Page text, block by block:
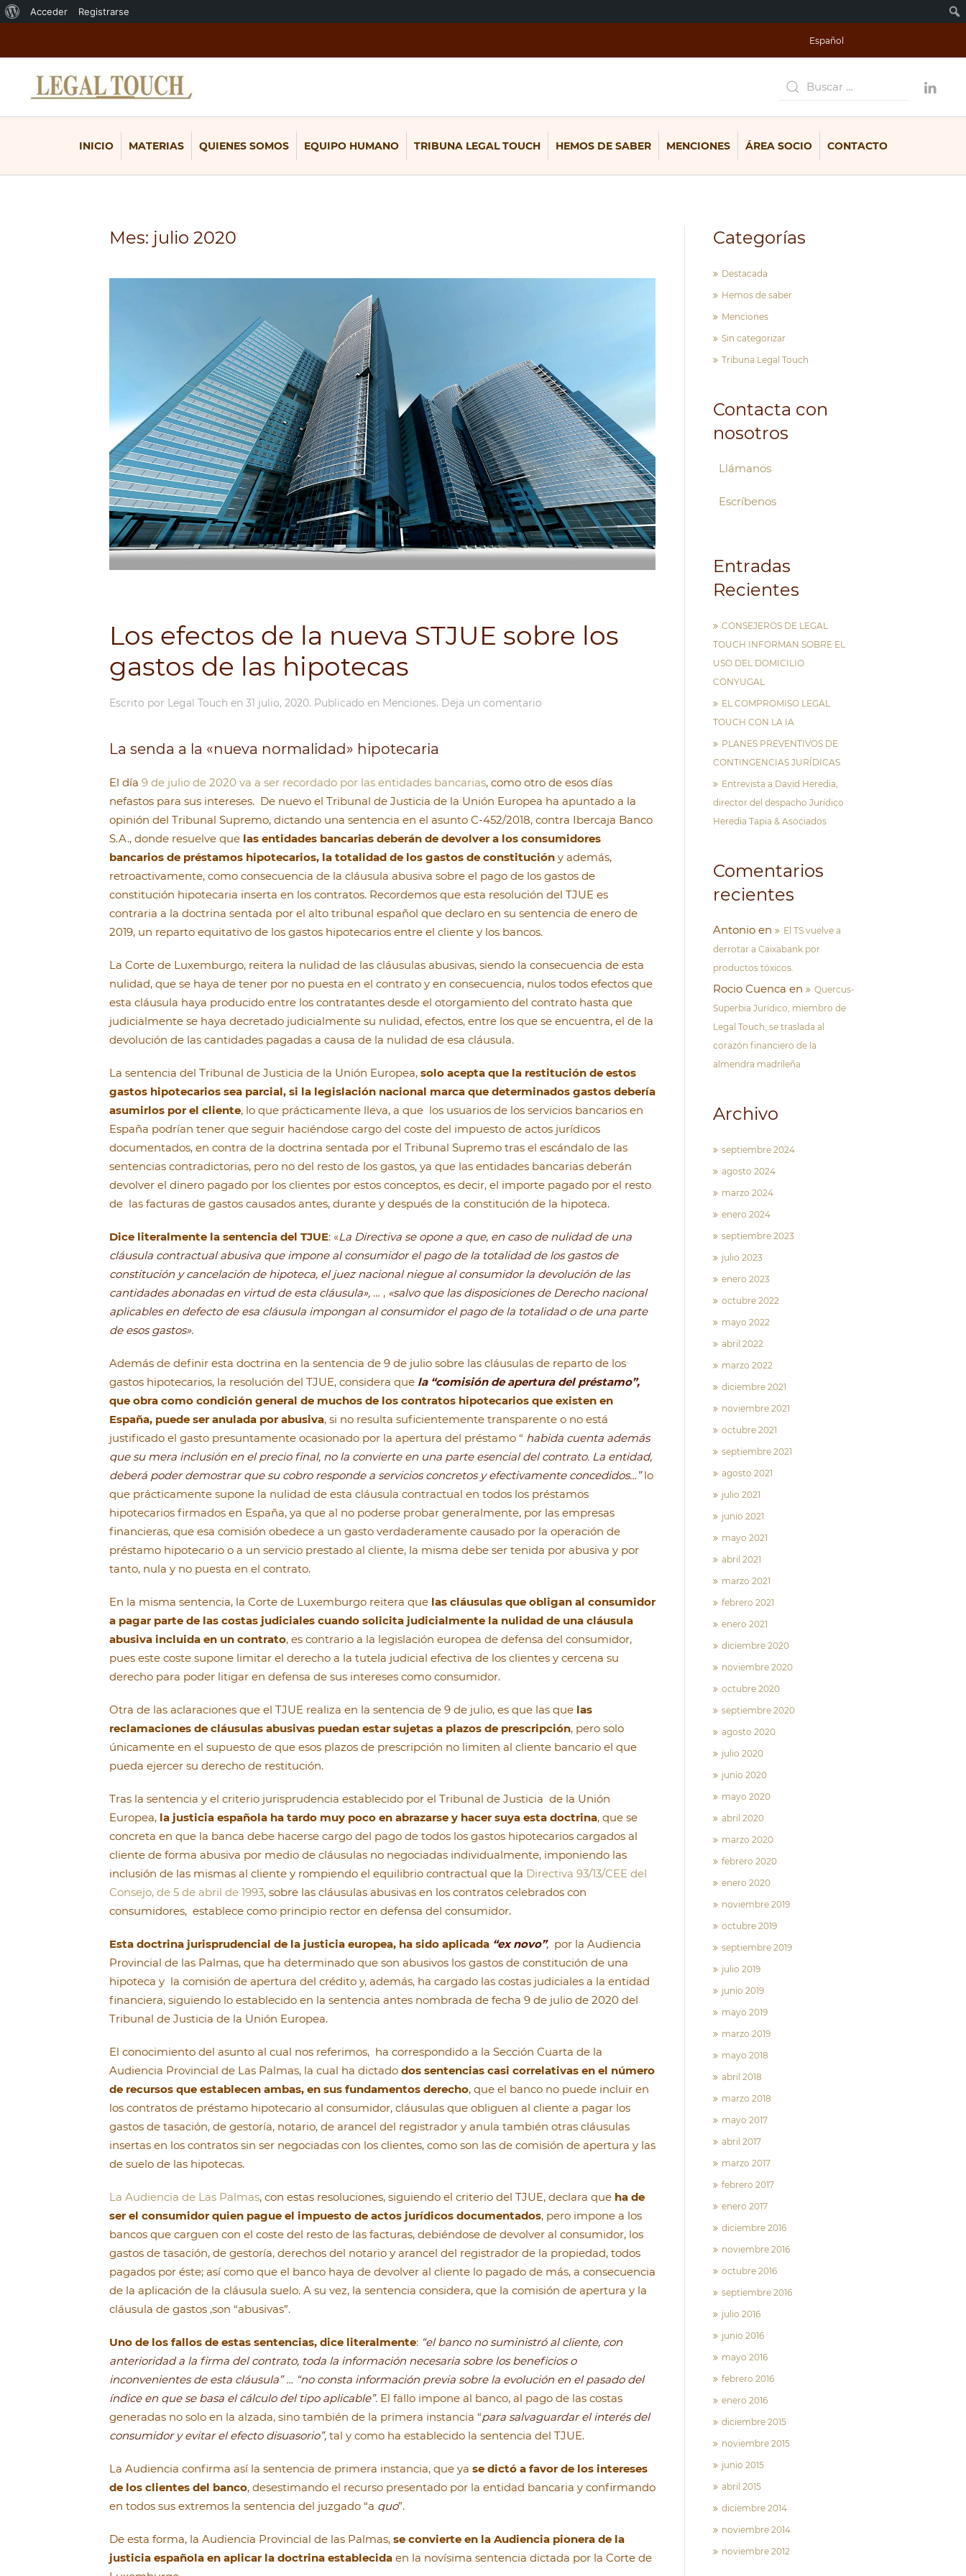
Acerca
WordPress
Acceder Registrarse
Español
INICIO MATERIAS QUIENES SOMOS EQUIPO HUMANO TRIBUNA LEGAL TOUCH HEMOS DE SABER MENCIONES ÁREA SOCIO CONTACTO
Mes: julio 2020
Los efectos de la nueva STJUE sobre los
gastos de las hipotecas
Escrito por Legal Touch en 31 julio, 2020. Publicado en Menciones. Deja un comentario
La senda a la «nueva normalidad» hipotecaria
El día 9 de julio de 2020 va a ser recordado por las entidades bancarias, como otro de esos días
nefastos para sus intereses. De nuevo el Tribunal de Justicia de la Unión Europea ha apuntado a la
opinión del Tribunal Supremo, dictando una sentencia en el asunto C-452/2018, contra Ibercaja Banco
S.A., donde resuelve que las entidades bancarias deberán de devolver a los consumidores
bancarios de préstamos hipotecarios, la totalidad de los gastos de constitución y además,
retroactivamente, como consecuencia de la cláusula abusiva sobre el pago de los gastos de
constitución hipotecaria inserta en los contratos. Recordemos que esta resolución del TJUE es
contraria a la doctrina sentada por el alto tribunal español que declaro en su sentencia de enero de
2019, un reparto equitativo de los gastos hipotecarios entre el cliente y los bancos.
La Corte de Luxemburgo, reitera la nulidad de las cláusulas abusivas, siendo la consecuencia de esta
nulidad, que se haya de tener por no puesta en el contrato y en consecuencia, nulos todos efectos que
esta cláusula haya producido entre los contratantes desde el otorgamiento del contrato hasta que
judicialmente se haya decretado judicialmente su nulidad, efectos, entre los que se encuentra, el de la
devolución de las cantidades pagadas a causa de la nulidad de esa cláusula.
La sentencia del Tribunal de Justicia de la Unión Europea, solo acepta que la restitución de estos
gastos hipotecarios sea parcial, si la legislación nacional marca que determinados gastos debería
asumirlos por el cliente, lo que prácticamente lleva, a que los usuarios de los servicios bancarios en
España podrían tener que seguir haciéndose cargo del coste del impuesto de actos jurídicos
documentados, en contra de la doctrina sentada por el Tribunal Supremo tras el escándalo de las
sentencias contradictorias, pero no del resto de los gastos, ya que las entidades bancarias deberán
devolver el dinero pagado por los clientes por estos conceptos, es decir, el importe pagado por el resto
de las facturas de gastos causados antes, durante y después de la constitución de la hipoteca.
Dice literalmente la sentencia del TJUE: «La Directiva se opone a que, en caso de nulidad de una
cláusula contractual abusiva que impone al consumidor el pago de la totalidad de los gastos de
constitución y cancelación de hipoteca, el juez nacional niegue al consumidor la devolución de las
cantidades abonadas en virtud de esta cláusula», … , «salvo que las disposiciones de Derecho nacional
aplicables en defecto de esa cláusula impongan al consumidor el pago de la totalidad o de una parte
de esos gastos».
Además de definir esta doctrina en la sentencia de 9 de julio sobre las cláusulas de reparto de los
gastos hipotecarios, la resolución del TJUE, considera que la “comisión de apertura del préstamo”,
que obra como condición general de muchos de los contratos hipotecarios que existen en
España, puede ser anulada por abusiva, si no resulta suficientemente transparente o no está
justificado el gasto presuntamente ocasionado por la apertura del préstamo “ habida cuenta además
que su mera inclusión en el precio final, no la convierte en una parte esencial del contrato. La entidad,
deberá poder demostrar que su cobro responde a servicios concretos y efectivamente concedidos…”lo
que prácticamente supone la nulidad de esta cláusula contractual en todos los préstamos
hipotecarios firmados en España, ya que al no poderse probar generalmente, por las empresas
financieras, que esa comisión obedece a un gasto verdaderamente causado por la operación de
préstamo hipotecario o a un servicio prestado al cliente, la misma debe ser tenida por abusiva y por
tanto, nula y no puesta en el contrato.
En la misma sentencia, la Corte de Luxemburgo reitera que las cláusulas que obligan al consumidor
a pagar parte de las costas judiciales cuando solicita judicialmente la nulidad de una cláusula
abusiva incluida en un contrato, es contrario a la legislación europea de defensa del consumidor,
pues este coste supone limitar el derecho a la tutela judicial efectiva de los clientes y cercena su
derecho para poder litigar en defensa de sus intereses como consumidor.
Otra de las aclaraciones que el TJUE realiza en la sentencia de 9 de julio, es que las que las
reclamaciones de cláusulas abusivas puedan estar sujetas a plazos de prescripción, pero solo
únicamente en el supuesto de que esos plazos de prescripción no limiten al cliente bancario el que
pueda ejercer su derecho de restitución.
Tras la sentencia y el criterio jurisprudencia establecido por el Tribunal de Justicia de la Unión
Europea, la justicia española ha tardo muy poco en abrazarse y hacer suya esta doctrina, que se
concreta en que la banca debe hacerse cargo del pago de todos los gastos hipotecarios cargados al
cliente de forma abusiva por medio de cláusulas no negociadas individualmente, imponiendo las
inclusión de las mismas al cliente y rompiendo el equilibrio contractual que la Directiva 93/13/CEE del
Consejo, de 5 de abril de 1993, sobre las cláusulas abusivas en los contratos celebrados con
consumidores, establece como principio rector en defensa del consumidor.
Esta doctrina jurisprudencial de la justicia europea, ha sido aplicada “ex novo”, por la Audiencia
Provincial de las Palmas, que ha determinado que son abusivos los gastos de constitución de una
hipoteca y la comisión de apertura del crédito y, además, ha cargado las costas judiciales a la entidad
financiera, siguiendo lo establecido en la sentencia antes nombrada de fecha 9 de julio de 2020 del
Tribunal de Justicia de la Unión Europea.
El conocimiento del asunto al cual nos referimos, ha correspondido a la Sección Cuarta de la
Audiencia Provincial de Las Palmas, la cual ha dictado dos sentencias casi correlativas en el número
de recursos que establecen ambas, en sus fundamentos derecho, que el banco no puede incluir en
los contratos de préstamo hipotecario al consumidor, cláusulas que obliguen al cliente a pagar los
gastos de tasación, de gestoría, notario, de arancel del registrador y anula también otras cláusulas
insertas en los contratos sin ser negociadas con los clientes, como son las de comisión de apertura y las
de suelo de las hipotecas.
La Audiencia de Las Palmas, con estas resoluciones, siguiendo el criterio del TJUE, declara que ha de
ser el consumidor quien pague el impuesto de actos jurídicos documentados, pero impone a los
bancos que carguen con el coste del resto de las facturas, debiéndose de devolver al consumidor, los
gastos de tasación, de gestoría, derechos del notario y arancel del registrador de la propiedad, todos
pagados por éste; así como que el banco haya de devolver al cliente lo pagado de más, a consecuencia
de la aplicación de la cláusula suelo. A su vez, la sentencia considera, que la comisión de apertura y la
cláusula de gastos ,son “abusivas”.
Uno de los fallos de estas sentencias, dice literalmente: “el banco no suministró al cliente, con
anterioridad a la firma del contrato, toda la información necesaria sobre los beneficios o
inconvenientes de esta cláusula” … “no consta información previa sobre la evolución en el pasado del
índice en que se basa el cálculo del tipo aplicable”. El fallo impone al banco, al pago de las costas
generadas no solo en la alzada, sino también de la primera instancia “para salvaguardar el interés del
consumidor y evitar el efecto disuasorio”, tal y como ha establecido la sentencia del TJUE.
La Audiencia confirma así la sentencia de primera instancia, que ya se dictó a favor de los intereses
de los clientes del banco, desestimando el recurso presentado por la entidad bancaria y confirmando
en todos sus extremos la sentencia del juzgado “a quo”.
De esta forma, la Audiencia Provincial de las Palmas, se convierte en la Audiencia pionera de la
justicia española en aplicar la doctrina establecida en la novísima sentencia dictada por la Corte de
Categorías
Destacada
Hemos de saber
Menciones
Sin categorizar
Tribuna Legal Touch
Contacta con
nosotros
Llámanos
Escríbenos
Entradas
Recientes
CONSEJEROS DE LEGAL
TOUCH INFORMAN SOBRE EL
USO DEL DOMICILIO
CONYUGAL
EL COMPROMISO LEGAL
TOUCH CON LA IA
PLANES PREVENTIVOS DE
CONTINGENCIAS JURÍDICAS
Entrevista a David Heredia,
director del despacho Jurídico
Heredia Tapia & Asociados
Comentarios
recientes
Antonio en
El TS vuelve a
derrotar a Caixabank por
productos tóxicos.
Rocio Cuenca en
Quercus-
Superbia Jurídico, miembro de
Legal Touch, se traslada al
corazón financiero de la
almendra madrileña
Archivo
septiembre 2024
agosto 2024
marzo 2024
enero 2024
septiembre 2023
julio 2023
enero 2023
octubre 2022
mayo 2022
abril 2022
marzo 2022
diciembre 2021
noviembre 2021
octubre 2021
septiembre 2021
agosto 2021
julio 2021
junio 2021
mayo 2021
abril 2021
marzo 2021
febrero 2021
enero 2021
diciembre 2020
noviembre 2020
octubre 2020
septiembre 2020
agosto 2020
julio 2020
junio 2020
mayo 2020
abril 2020
marzo 2020
febrero 2020
enero 2020
noviembre 2019
octubre 2019
septiembre 2019
julio 2019
junio 2019
mayo 2019
marzo 2019
mayo 2018
abril 2018
marzo 2018
mayo 2017
abril 2017
marzo 2017
febrero 2017
enero 2017
diciembre 2016
noviembre 2016
octubre 2016
septiembre 2016
julio 2016
junio 2016
mayo 2016
febrero 2016
enero 2016
diciembre 2015
noviembre 2015
junio 2015
abril 2015
diciembre 2014
noviembre 2014
noviembre 2012